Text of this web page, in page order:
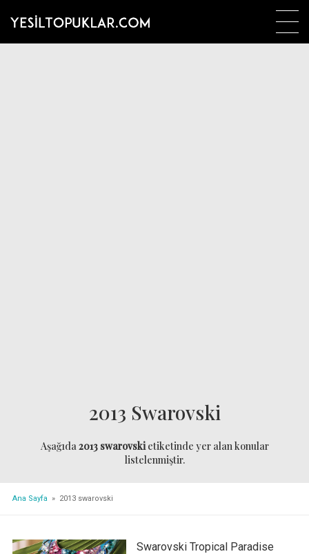
2013 Swarovski
Aşağıda2013 swarovskietiketinde yer alan konular
listelenmiştir.
Ana Sayfa » 2013 swarovski
Swarovski Tropical Paradise